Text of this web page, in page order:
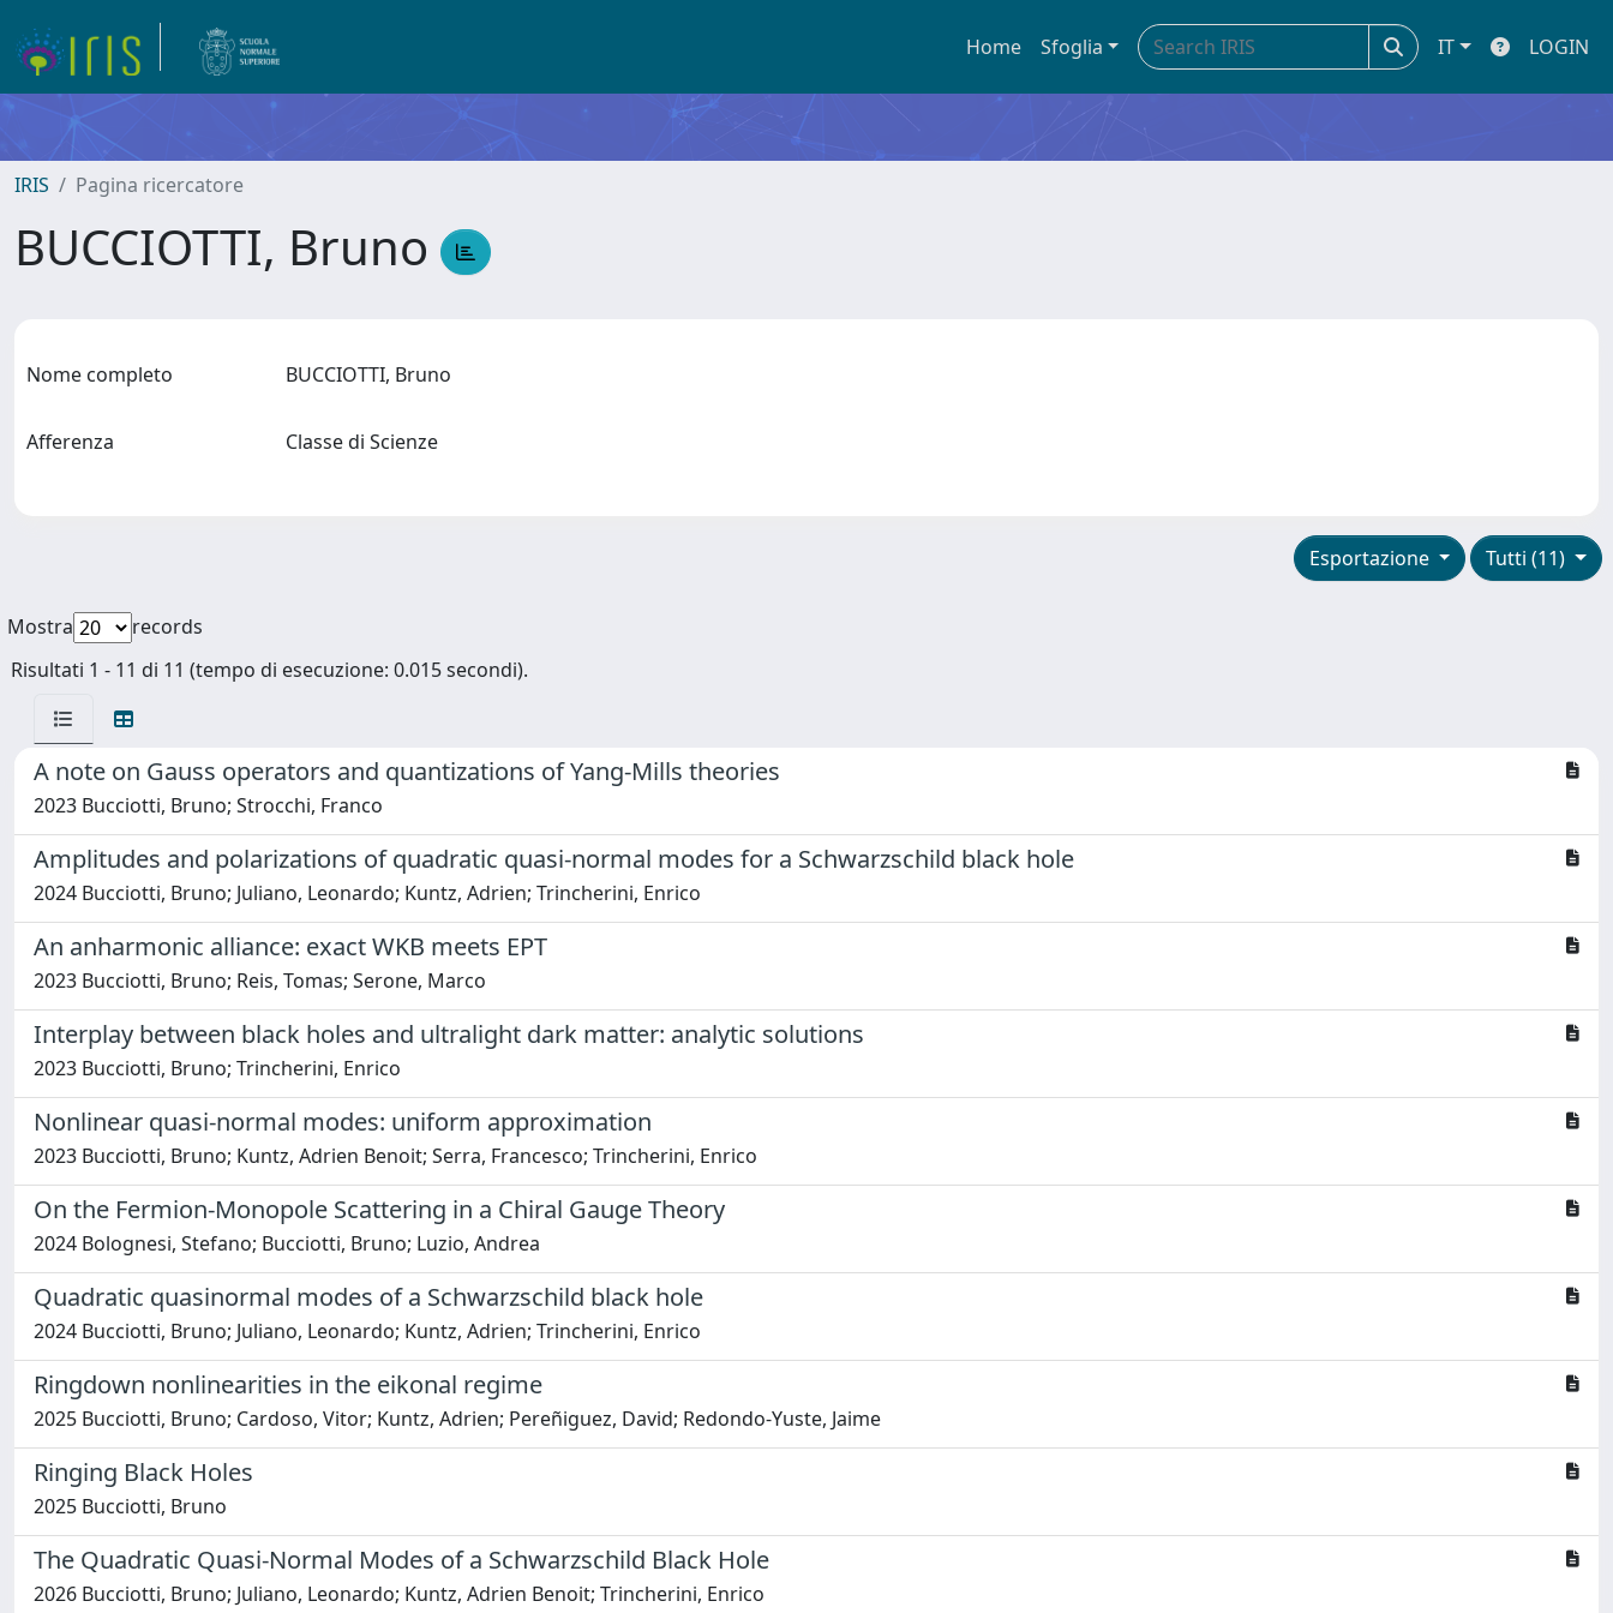
Home Sfoglia IT LOGIN
IRIS Pagina ricercatore
BUCCIOTTI, Bruno
Nome completo BUCCIOTTI, Bruno
Afferenza Classe di Scienze
Tutti (11)
Esportazione
Mostra
records
Risultati 1 - 11 di 11 (tempo di esecuzione: 0.015 secondi).
A note on Gauss operators and quantizations of Yang-Mills theories
2023 Bucciotti, Bruno; Strocchi, Franco
Amplitudes and polarizations of quadratic quasi-normal modes for a Schwarzschild black hole
2024 Bucciotti, Bruno; Juliano, Leonardo; Kuntz, Adrien; Trincherini, Enrico
An anharmonic alliance: exact WKB meets EPT
2023 Bucciotti, Bruno; Reis, Tomas; Serone, Marco
Interplay between black holes and ultralight dark matter: analytic solutions
2023 Bucciotti, Bruno; Trincherini, Enrico
Nonlinear quasi-normal modes: uniform approximation
2023 Bucciotti, Bruno; Kuntz, Adrien Benoit; Serra, Francesco; Trincherini, Enrico
On the Fermion-Monopole Scattering in a Chiral Gauge Theory
2024 Bolognesi, Stefano; Bucciotti, Bruno; Luzio, Andrea
Quadratic quasinormal modes of a Schwarzschild black hole
2024 Bucciotti, Bruno; Juliano, Leonardo; Kuntz, Adrien; Trincherini, Enrico
Ringdown nonlinearities in the eikonal regime
2025 Bucciotti, Bruno; Cardoso, Vitor; Kuntz, Adrien; Pereñiguez, David; Redondo-Yuste, Jaime
Ringing Black Holes
2025 Bucciotti, Bruno
The Quadratic Quasi-Normal Modes of a Schwarzschild Black Hole
2026 Bucciotti, Bruno; Juliano, Leonardo; Kuntz, Adrien Benoit; Trincherini, Enrico